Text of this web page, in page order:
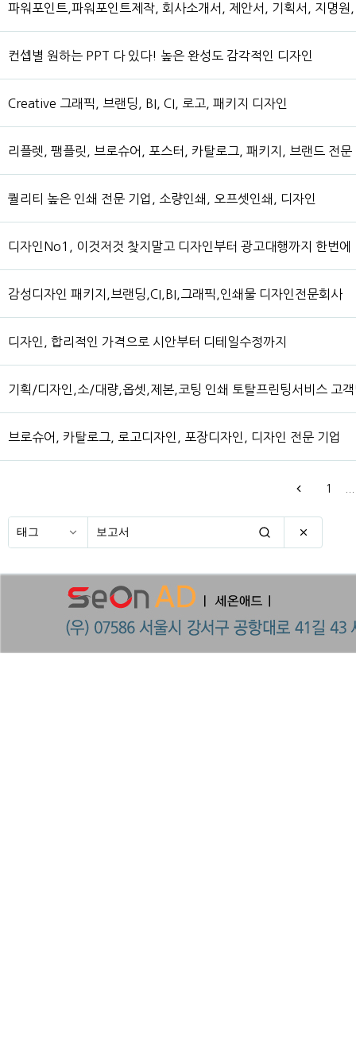
파워포인트,파워포인트제작, 회사소개서, 제안서, 기획서, 지명원
컨셉별 원하는 PPT 다 있다! 높은 완성도 감각적인 디자인
Creative 그래픽, 브랜딩, BI, CI, 로고, 패키지 디자인
리플렛, 팸플릿, 브로슈어, 포스터, 카탈로그, 패키지, 브랜드 전문
퀄리티 높은 인쇄 전문 기업, 소량인쇄, 오프셋인쇄, 디자인
디자인No1, 이것저것 찾지말고 디자인부터 광고대행까지 한번에
감성디자인 패키지,브랜딩,CI,BI,그래픽,인쇄물 디자인전문회사
디자인, 합리적인 가격으로 시안부터 디테일수정까지
기획/디자인,소/대량,옵셋,제본,코팅 인쇄 토탈프린팅서비스 고
브로슈어, 카탈로그, 로고디자인, 포장디자인, 디자인 전문 기업
1